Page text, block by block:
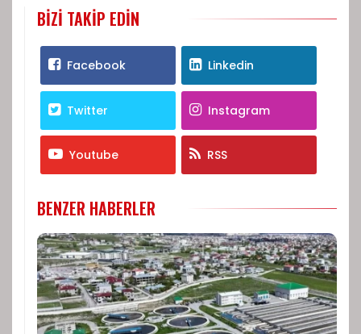
BIZI TAKIP EDIN
Facebook Linkedin
Twitter Instagram
Youtube RSS
BENZER HABERLER